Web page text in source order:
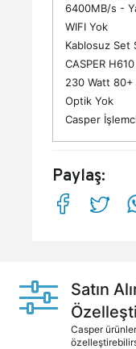
6400MB/s -
WIFI Yok
Kablosuz Set
CASPER
230 Watt
Optik Yok
Casper
Paylaş:
Satın
Casper